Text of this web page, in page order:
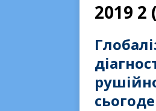
2019 2